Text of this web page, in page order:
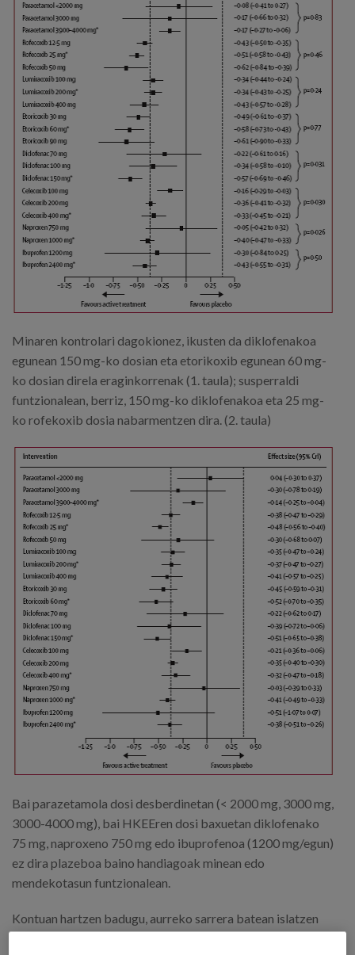
Minaren kontrolari dagokionez, ikusten da diklofenakoa
egunean 150 mg-ko dosian eta etorikoxib egunean 60 mg-
ko dosian direla eraginkorrenak (1. taula); susperraldi
funtzionalean, berriz, 150 mg-ko diklofenakoa eta 25 mg-
ko rofekoxib dosia nabarmentzen dira. (2. taula)
Bai parazetamola dosi desberdinetan (< 2000 mg, 3000 mg,
3000-4000 mg), bai HKEEren dosi baxuetan diklofenako
75 mg, naproxeno 750 mg edo ibuprofenoa (1200 mg/egun)
ez dira plazeboa baino handiagoak minean edo
mendekotasun funtzionalean.
Kontuan hartzen badugu, aurreko sarrera batean islatzen